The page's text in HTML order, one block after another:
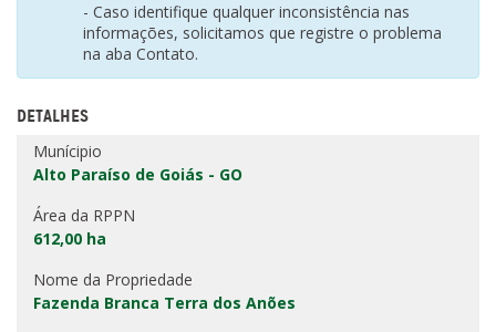
- Caso identifique qualquer inconsistência nas
informações, solicitamos que registre o problema
na aba Contato.
DETALHES
Munícipio
Alto Paraíso de Goiás - GO
Área da RPPN
612,00 ha
Nome da Propriedade
Fazenda Branca Terra dos Anões